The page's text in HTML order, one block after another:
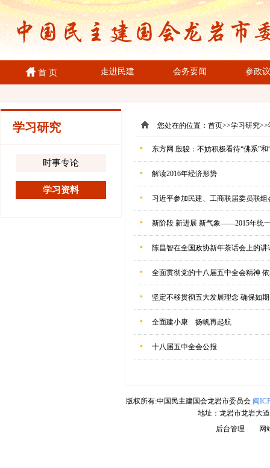
首 页 走进民建 会务要闻 参政
学习研究
时事专论
学习资料
您处在的位置： 首页>>学习研究>>
东方网 殷骏：不妨积极看待“佛系”和
解读2016年经济形势
习近平参加民建、工商联届委员联组
新阶段 新进展 新气象——2015年统
陈昌智在全国政协新年茶话会上的讲
全面贯彻党的十八届五中全会精神
坚定不移贯彻五大发展理念 确保如
全面建小康 扬帆再起航
十八届五中全会公报
版权所有:中国民主建国会龙岩市委员会 闽
地址：龙岩市龙岩大
后台管理 网站